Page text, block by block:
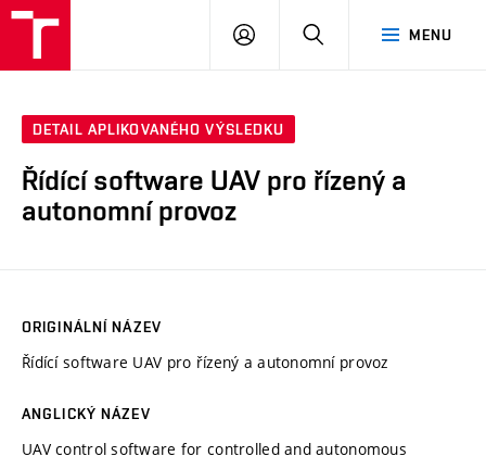
MENU
PŘIHLÁSIT
DETAIL APLIKOVANÉHO VÝSLEDKU
Řídící software UAV pro řízený a
autonomní provoz
ORIGINÁLNÍ NÁZEV
Řídící software UAV pro řízený a autonomní provoz
ANGLICKÝ NÁZEV
UAV control software for controlled and autonomous